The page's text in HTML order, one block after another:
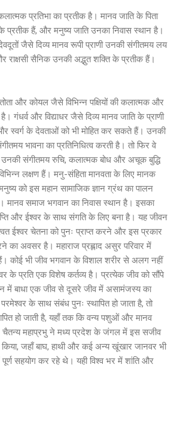
कलात्मक प्रतिभा का प्रतीक है। मानव जाति के पिता
के प्रतीक हैं, और मनुष्य जाति उनका निवास स्थान है।
जैसे दिव्य मानव रूपी प्राणी उनकी संगीतमय लय
राक्षसी सैनिक उनकी अद्भुत शक्ति के प्रतीक हैं।
तोता और कोयल जैसे विभिन्न पक्षियों की कलात्मक और
गंधर्व और विद्याधर जैसे दिव्य मानव जाति के प्राणी
स्वर्ग के देवताओं को भी मोहित कर सकते हैं। उनकी
भावना का प्रतिनिधित्व करती है। तो फिर वे
संगीतमय रुचि, कलात्मक बोध और अचूक बुद्धि
लक्षण हैं। मनु-संहिता मानवता के लिए मानक
को इस महान सामाजिक ज्ञान ग्रंथ का पालन
मानव समाज भगवान का निवास स्थान है। इसका
और ईश्वर के साथ संगति के लिए बना है। यह जीवन
ईश्वर चेतना को पुनः प्राप्त करने और इस प्रकार
का अवसर है। महाराज प्रह्लाद असुर परिवार में
कोई भी जीव भगवान के विशाल शरीर से अलग नहीं
के प्रति एक विशेष कर्तव्य है। प्रत्येक जीव को सौंपे
में बाधा एक जीव से दूसरे जीव में असामंजस्य का
के साथ संबंध पुनः स्थापित हो जाता है, तो
हो जाती है, यहाँ तक कि वन्य पशुओं और मानव
चैतन्य महाप्रभु ने मध्य प्रदेश के जंगल में इस सजीव
जहाँ बाघ, हाथी और कई अन्य खूंखार जानवर भी
सहयोग कर रहे थे। यही विश्व भर में शांति और